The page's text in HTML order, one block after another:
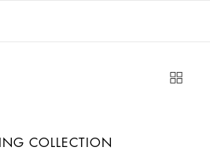
COLLECTION